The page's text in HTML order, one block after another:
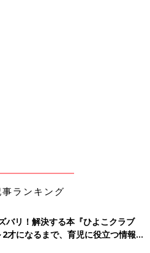
ランキング
バリ！解決する本『ひよこクラブ
になるまで、育児に役立つ情報が